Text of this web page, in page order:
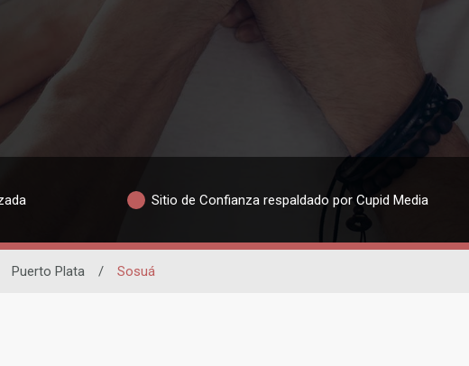
Sitio de Confianza respaldado por Cupid Media
Puerto Plata / Sosuá